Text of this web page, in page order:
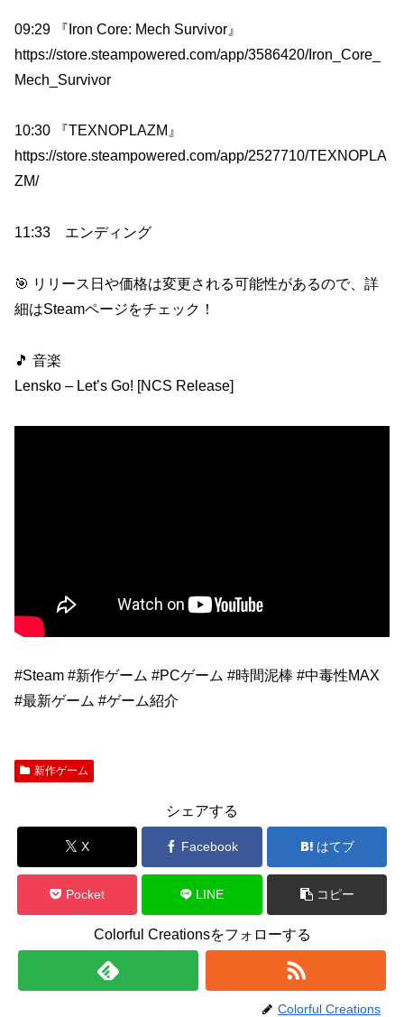
09:29 『Iron Core: Mech Survivor』
https://store.steampowered.com/app/3586420/Iron_Core_
Mech_Survivor
10:30 『TEXNOPLAZM』
https://store.steampowered.com/app/2527710/TEXNOPLA
ZM/
11:33 エンディング
🎯 リリース日や価格は変更される可能性があるので、詳
細はSteamページをチェック！
🎵 音楽
Lensko – Let’s Go! [NCS Release]
#Steam #新作ゲーム #PCゲーム #時間泥棒 #中毒性MAX
#最新ゲーム #ゲーム紹介
新作ゲーム
シェアする
X Facebook はてブ
Pocket LINE コピー
Colorful Creationsをフォローする
Colorful Creations